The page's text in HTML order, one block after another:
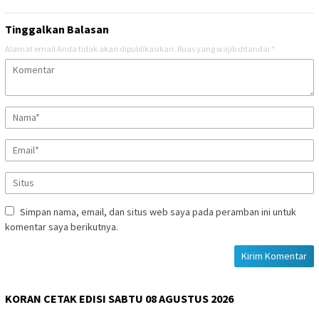
Tinggalkan Balasan
Alamat email Anda tidak akan dipublikasikan. Ruas yang wajib ditandai *
Simpan nama, email, dan situs web saya pada peramban ini untuk
komentar saya berikutnya.
KORAN CETAK EDISI SABTU 08 AGUSTUS 2026